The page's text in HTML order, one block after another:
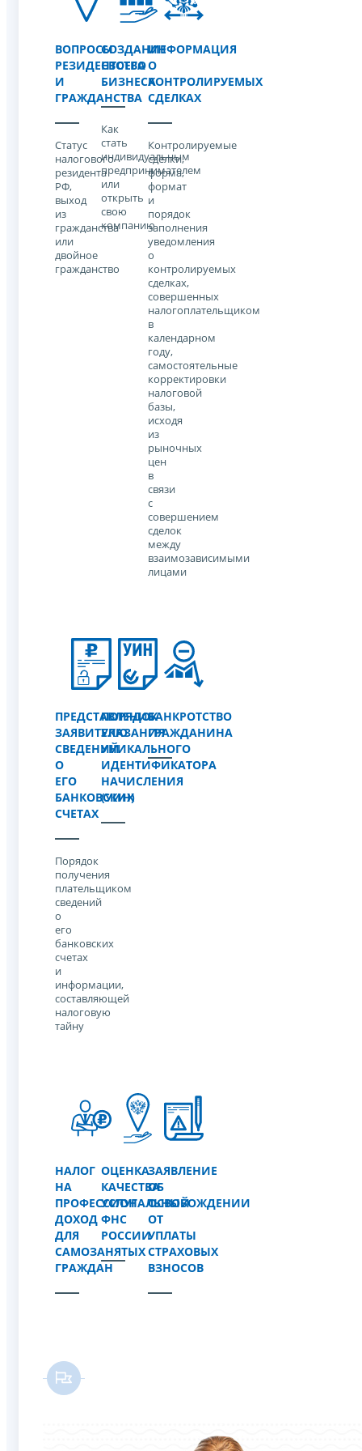
ВОПРОСЫ
РЕЗИДЕНТСТВА
И
ГРАЖДАНСТВА
Статус
налогового
резидента
РФ,
выход
из
гражданства
или
двойное
гражданство
СОЗДАНИЕ
СВОЕГО
БИЗНЕСА
Как
стать
индивидуальным
предпринимателем
или
открыть
свою
компанию
ИНФОРМАЦИЯ
О
КОНТРОЛИРУЕМЫХ
СДЕЛКАХ
Контролируемые
сделки,
форма,
формат
и
порядок
заполнения
уведомления
о
контролируемых
сделках,
совершенных
налогоплательщиком
в
календарном
году,
самостоятельные
корректировки
налоговой
базы,
исходя
из
рыночных
цен
в
связи
с
совершением
сделок
между
взаимозависимыми
лицами
ПРЕДСТАВЛЕНИЕ
ЗАЯВИТЕЛЮ
СВЕДЕНИЙ
О
ЕГО
БАНКОВСКИХ
СЧЕТАХ
Порядок
получения
плательщиком
сведений
о
его
банковских
счетах
и
информации,
составляющей
налоговую
тайну
ПОРЯДОК
УКАЗАНИЯ
УНИКАЛЬНОГО
ИДЕНТИФИКАТОРА
НАЧИСЛЕНИЯ
(УИН)
БАНКРОТСТВО
ГРАЖДАНИНА
НАЛОГ
НА
ПРОФЕССИОНАЛЬНЫЙ
ДОХОД
ДЛЯ
САМОЗАНЯТЫХ
ГРАЖДАН
ОЦЕНКА
КАЧЕСТВА
УСЛУГ
ФНС
РОССИИ
ЗАЯВЛЕНИЕ
ОБ
ОСВОБОЖДЕНИИ
ОТ
УПЛАТЫ
СТРАХОВЫХ
ВЗНОСОВ